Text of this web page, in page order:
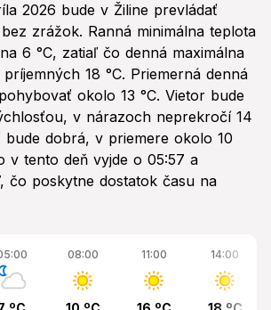
2026 bude v Žiline prevládať
zrážok. Ranná minimálna teplota
6 °C, zatiaľ čo denná maximálna
18 °C. Priemerná denná
okolo 13 °C. Vietor bude
v nárazoch neprekročí 14
bude dobrá, v priemere okolo 10
v tento deň vyjde o 05:57 a
čo poskytne dostatok času na
08:00 11:00 14:00